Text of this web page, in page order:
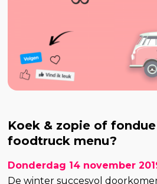
Koek & zopie of
foodtruck menu?
Donderdag 14 november
De winter succesvol